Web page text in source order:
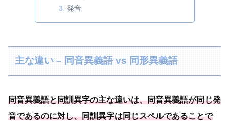
発音
主な違い – 同音異義語 vs 同形異義語
同音異義語と同訓異字の主な違いは、同音異義語が同じ発
音であるのに対し、同訓異字は同じスペルであることで